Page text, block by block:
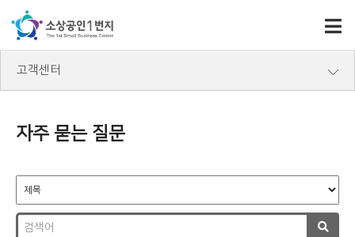
고객센터
자주 묻는 질문